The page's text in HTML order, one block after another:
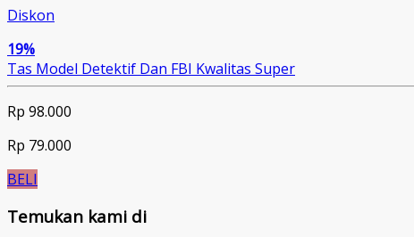
Diskon
19%
Tas Model Detektif Dan FBI Kwalitas Super
Rp 98.000
Rp 79.000
BELI
Temukan kami di